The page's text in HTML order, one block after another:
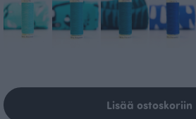
Lisää ostoskoriin